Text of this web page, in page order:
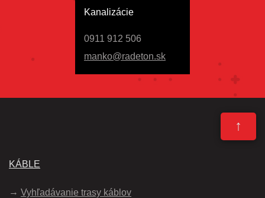
Kanalizácie
0911 912 506
manko@radeton.sk
↑
KÁBLE
Vyhľadávanie trasy káblov